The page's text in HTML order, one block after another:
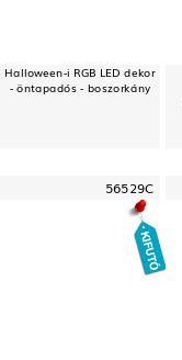
Halloween-i RGB LED dekor
- öntapadós - boszorkány
56529C